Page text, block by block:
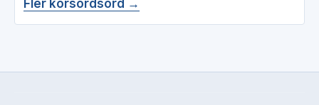
Fler korsordsord →